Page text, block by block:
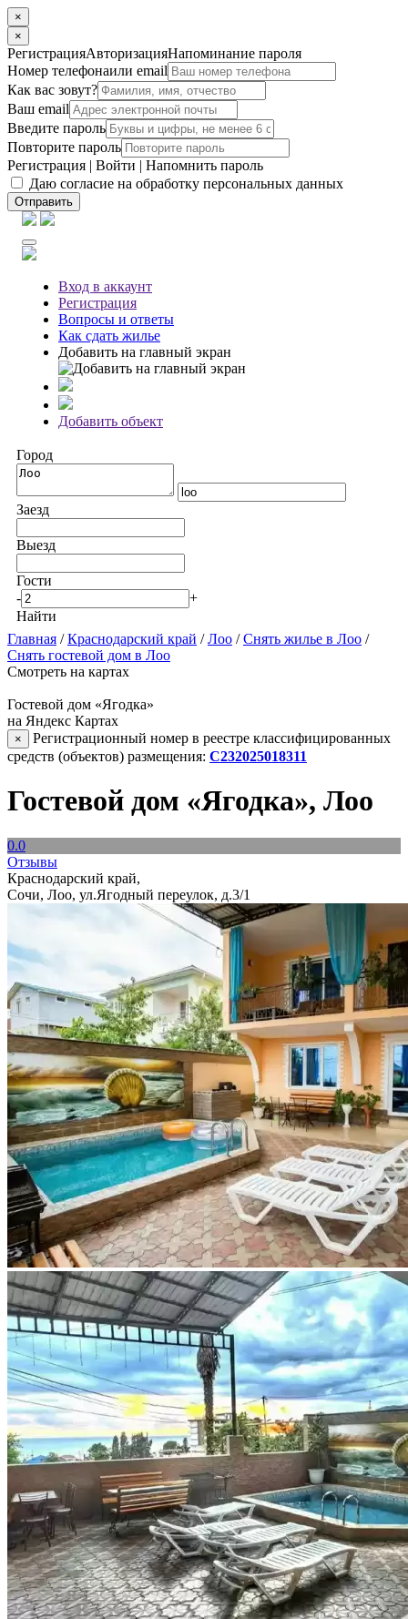
×
×
РегистрацияАвторизацияНапоминание пароля
Номер телефонаили email
Как вас зовут?
Ваш email
Введите пароль
Повторите пароль
Регистрация | Войти | Напомнить пароль
Даю согласие на обработку персональных данных
Отправить
Вход в аккаунт
Регистрация
Вопросы и ответы
Как сдать жилье
Добавить на главный экран
Добавить объект
Город
Заезд
Выезд
Гости
-
+
Найти
Главная /Краснодарский край /Лоо /Снять жилье в Лоо /
Снять гостевой дом в Лоо
Смотреть на картах
Гостевой дом «Ягодка»
на Яндекс Картах
×
Регистрационный номер в реестре классифицированных
средств (объектов) размещения: С232025018311
Гостевой дом «Ягодка», Лоо
0.0
Отзывы
Краснодарский край,
Сочи, Лоо, ул.Ягодный переулок, д.3/1